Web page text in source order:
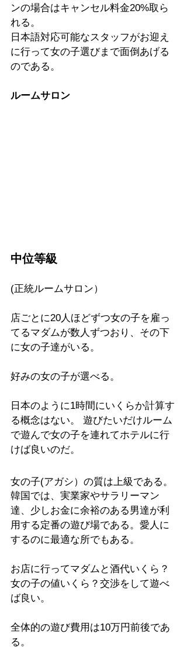
ンの場合はキャンセル料金20%取ら
れる。
日本語対応可能なスタッフがお迎え
に行って女の子選びまで面倒あげる
のである。
ルームサロン
中位等級
(正統ルームサロン）
店ごとに20人ほどずつ女の子を雇っ
てるマダムが数人ずつおり、その下
に女の子達がいる。
好みの女の子が選べる。
日本のように1時間にいくらか計算す
る概念はない。 遊びたいだけルーム
で遊んで女の子を連れてホテルに行
けば良いのだ。
女の子(アガシ）の質は上級である。
韓国では、実業家やサラリーマン
達、少しお金に余裕のある男達が利
用する定番の遊び場である。愛人に
するのに最適な所でもある。
お店に行ってマダムと酒代いくら？
女の子の値いくら？交渉をして遊べ
ば良い。
全体的の遊び費用は10万円前後であ
る。